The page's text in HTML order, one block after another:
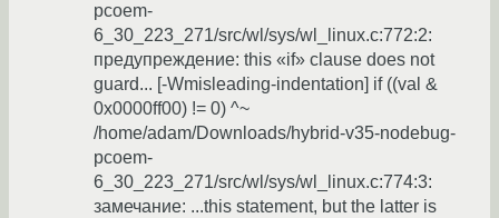
pcoem-
6_30_223_271/src/wl/sys/wl_linux.c:772:2:
предупреждение: this «if» clause does not
guard... [-Wmisleading-indentation] if ((val &
0x0000ff00) != 0) ^~
/home/adam/Downloads/hybrid-v35-nodebug-
pcoem-
6_30_223_271/src/wl/sys/wl_linux.c:774:3:
замечание: ...this statement, but the latter is